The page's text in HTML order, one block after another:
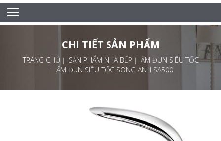
CHI TIẾT SẢN PHẨM
TRANG CHỦ SẢN PHẨM NHÀ BẾP
ẤM ĐUN SIÊU TỐC
ẤM ĐUN SIÊU TỐC SONG ANH SA500